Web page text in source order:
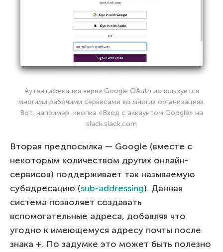
Аутентификация через Google OAuth используется
многими рабочими сервисами во многих организациях.
Вот, например, кнопка «Вход с аккаунтом Google» на
slack.slack.com
Вторая предпосылка — Google (вместе с
некоторым количеством других онлайн-
сервисов) поддерживает так называемую
субадресацию (sub-addressing). Данная
система позволяет создавать
вспомогательные адреса, добавляя что
угодно к имеющемуся адресу почты после
знака +. По задумке это может быть полезно